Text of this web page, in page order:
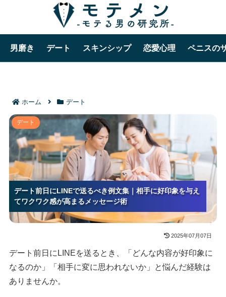
男磨き デート スキンシップ 恋愛心理 ペニスの
ホーム デート
デート前日にLINEで送るべき例文集｜相手に好印象を
与えてワクワク感が高まるメッセージ術
デート前日にLINEで送るべき例文集｜相手に好印象を与え
てワクワク感が高まるメッセージ術
デート前日にLINEで送るべき例文集｜相手に好印象を与え
てワクワク感が高まるメッセージ術
デート前日にLINEで送るべき例文集｜相手に好印象を与え
てワクワク感が高まるメッセージ術
デート
2025年07月07日
デート前日にLINEを送るとき、「どんな内容が好印象に
なるのか」「相手に変に思われないか」と悩んだ経験は
ありませんか。